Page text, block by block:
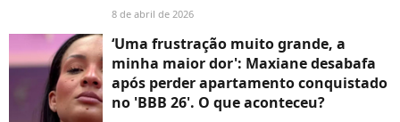
8 de abril de 2026
‘Uma frustração muito grande, a
minha maior dor': Maxiane desabafa
após perder apartamento conquistado
no 'BBB 26'. O que aconteceu?